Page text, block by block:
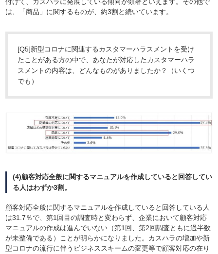
は、「商品」に関するものが、約3割と続いています。
[Q5]新型コロナに関連するカスタマーハラスメントを受け
たことがある方の中で、あなたが対応したカスタマーハラ
スメントの内容は、どんなものがありましたか？（いくつ
でも）
(4)顧客対応全般に関するマニュアルを作成していると回答してい
る人はわずか3割。
顧客対応全般に関するマニュアルを作成していると回答している人
は31.7％で、第1回目の調査時と変わらず、企業において顧客対応
マニュアルの作成は進んでいない（第1回、第2回調査ともに過半数
が未整備である）ことが明らかになりました。カスハラの増加や新
型コロナの流行に伴うビジネススキームの変更等で顧客対応の在り